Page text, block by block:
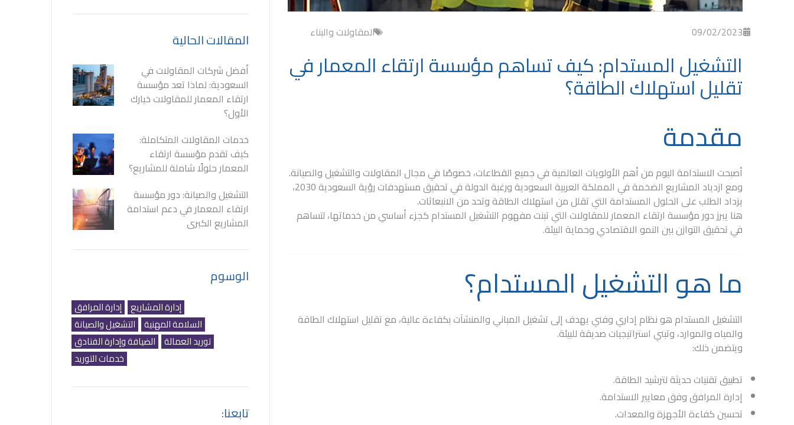
09/02/2023 المقاولات والبناء
التشغيل المستدام: كيف تساهم مؤسسة ارتقاء المعمار في
تقليل استهلاك الطاقة؟
مقدمة
أصبحت الاستدامة اليوم من أهم الأولويات العالمية في جميع القطاعات، خصوصًا في مجال المقاولات والتشغيل والصيانة.
ومع ازدياد المشاريع الضخمة في المملكة العربية السعودية ورغبة الدولة في تحقيق مستهدفاترؤية السعودية 2030
،
يزداد الطلب على الحلول المستدامة التي تقلل من استهلاك الطاقة وتحد من الانبعاثات.
هنا يبرز دورمؤسسة ارتقاء المعمار للمقاولات التي تبنت مفهوم التشغيل المستدام كجزء أساسي من خدماتها، لتساهم
في تحقيق التوازن بين النمو الاقتصادي وحماية البيئة.
ما هو التشغيل المستدام؟
التشغيل المستدام هو نظام إداري وفني يهدف إلى تشغيل المباني والمنشآت بكفاءة عالية، مع تقليل استهلاك الطاقة
والمياه والموارد، وتبني استراتيجيات صديقة للبيئة.
ويتضمن ذلك:
تطبيق تقنيات حديثة لترشيد الطاقة.
إدارة المرافق وفق معايير الاستدامة.
تحسين كفاءة الأجهزة والمعدات.
المقالات الحالية
أفضل شركات المقاولات في
السعودية: لماذا تعد مؤسسة
ارتقاء المعمار للمقاولات خيارك
الأول؟
خدمات المقاولات المتكاملة:
كيف تقدم مؤسسة ارتقاء
المعمار حلولًا شاملة للمشاريع؟
التشغيل والصيانة: دور مؤسسة
ارتقاء المعمار في دعم استدامة
المشاريع الكبرى
الوسوم
إدارة المرافق إدارة المشاريع
التشغيل والصيانة السلامة المهنية
الضيافة وإدارة الفنادق توريد العمالة
خدمات التوريد
تابعنا: